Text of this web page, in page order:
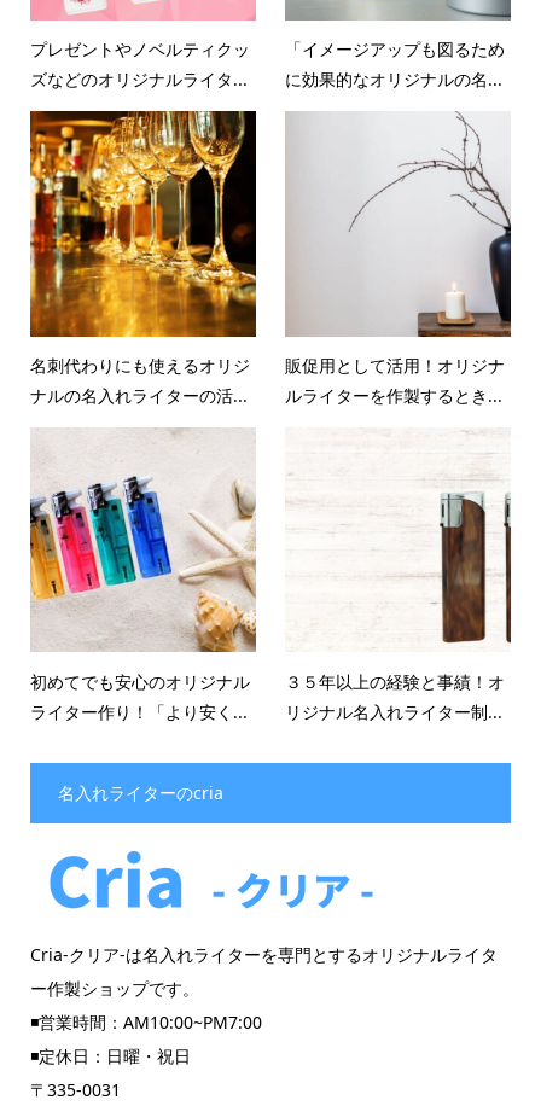
プレゼントやノベルティクッ
ズなどのオリジナルライタ...
「イメージアップも図るため
に効果的なオリジナルの名...
名刺代わりにも使えるオリジ
ナルの名入れライターの活...
販促用として活用！オリジナ
ルライターを作製するとき...
初めてでも安心のオリジナル
ライター作り！「より安く...
３５年以上の経験と事績！オ
リジナル名入れライター制...
名入れライターのcria
Cria-クリア-は名入れライターを専門とするオリジナルライタ
ー作製ショップです。
◾️営業時間：AM10:00~PM7:00
◾️定休日：日曜・祝日
〒335-0031